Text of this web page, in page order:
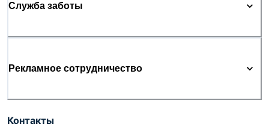
Служба заботы
Рекламное сотрудничество
Контакты